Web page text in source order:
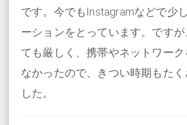
です。今でもInstagramなどで少
ーションをとっています。ですが
ても厳しく、携帯やネットワーク
なかったので、きつい時期もたく
した。